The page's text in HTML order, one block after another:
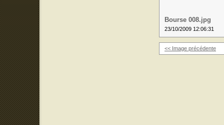
Bourse 008.jpg
23/10/2009 12:06:31
<< Image précédente